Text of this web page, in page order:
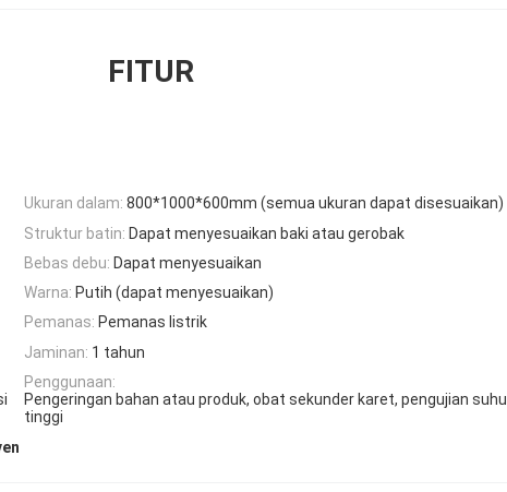
FITUR
Ukuran dalam: 800*1000*600mm (semua ukuran dapat disesuaikan)
Struktur batin: Dapat menyesuaikan baki atau gerobak
Bebas debu: Dapat menyesuaikan
Warna: Putih (dapat menyesuaikan)
Pemanas: Pemanas listrik
Jaminan: 1 tahun
Penggunaan:
Pengeringan bahan atau produk, obat sekunder karet, pengujian suhu
tinggi